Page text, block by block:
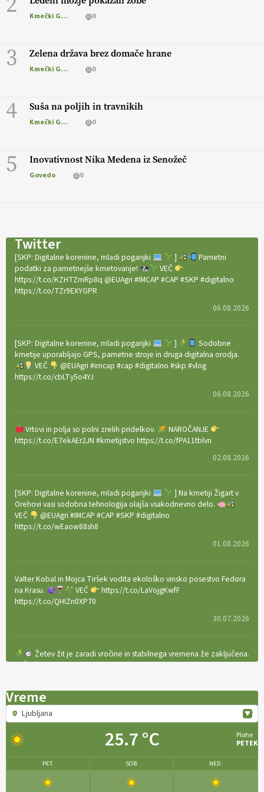
Kmečki Glas 0
3 Zelena država brez domače hrane
Kmečki Glas 0
4 Suša na poljih in travnikih
Kmečki Glas 0
5 Inovativnost Nika Medena iz Senožeč
Govedo 0
Twitter
[SKP: Digitalne korenine, mladi poganjki ]
Pametni
podatki za pametnejše kmetovanje!
VEČ
https://t.co/KZHTZmRp8q @EUAgri #IMCAP #CAP #SKP #digitalno
https://t.co/TZr9EXYGPR
06.08.2026
[SKP: Digitalne korenine, mladi poganjki ]
Sodobne
kmetije uporabljajo GPS, pametne stroje in druga digitalna orodja.
VEČ
@EUAgri #imcap #cap #digitalno #skp #vlog
https://t.co/cbLTy5o4YJ
06.08.2026
Vrtovi in polja so polni zrelih pridelkov.
NAROČANJE
https://t.co/E7ekAEr2JN #kmetijstvo https://t.co/fPA11tblvn
02.08.2026
[SKP: Digitalne korenine, mladi poganjki
] Na kmetiji Žigart v
Orehovi vasi sodobna tehnologija olajša vsakodnevno delo.
VEČ
@EUAgri #IMCAP #CAP #SKP #digitalno
https://t.co/wEaow88sh8
01.08.2026
Valter Kobal in Mojca Tiršek vodita ekološko vinsko posestvo Fedora
na Krasu.
VEČ
https://t.co/LaVojgKwfF
https://t.co/QHIZn0XP70
30.07.2026
Žetev žit je zaradi vročine in stabilnega vremena že zaključena.
VEČ
https://t.co/bBWaIz6Hhh https://t.co/TtKoOF5ENS
[EKOloško = LOGIČNO
Ameriške borovnice so odlična izbira za
#IMCAP #CAP https://t.co/tQd9tB1THk
22.07.2026
Vreme
Ljubljana
25.7 °C
Plohe
PETEK
PET. SOB. NED.